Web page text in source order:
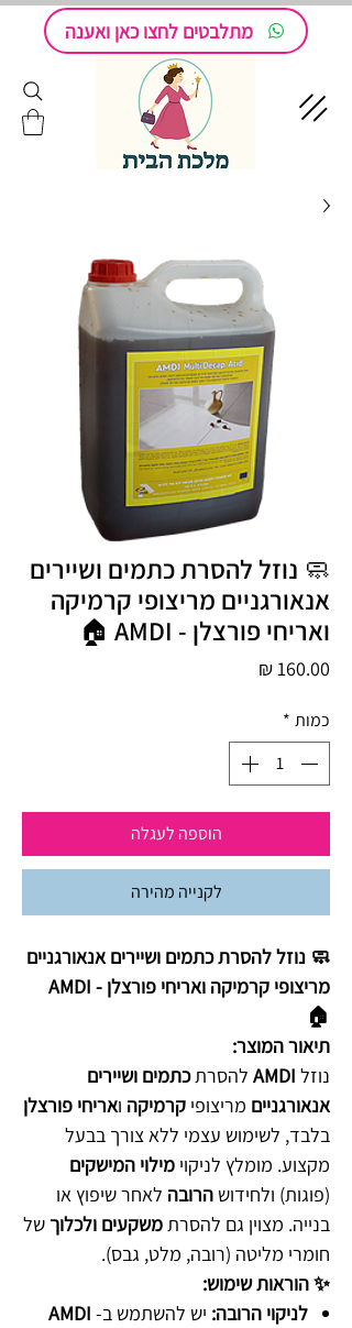
מתלבטים לחצו כאן ואענה
🧼 נוזל להסרת כתמים ושיירים
אנאורגניים מריצופי קרמיקה
ואריחי פורצלן - AMDI 🏠
כמות *
הוספה לעגלה
לקנייה מהירה
🧼 נוזל להסרת כתמים ושיירים אנאורגניים
מריצופי קרמיקה ואריחי פורצלן - AMDI
🏠
תיאור המוצר:
נוזל AMDI להסרתכתמים ושיירים
אנאורגניים מריצופי קרמיקה ואריחי פורצלן
בלבד, לשימוש עצמי ללא צורך בבעל
מקצוע. מומלץ לניקוי מילוי המישקים
(פוגות) ולחידוש הרובה לאחר שיפוץ או
בנייה. מצוין גם להסרתמשקעים ולכלוך של
חומרי מליטה (רובה, מלט, גבס).
✨ הוראות שימוש:
לניקוי הרובה: יש להשתמש ב- AMDI